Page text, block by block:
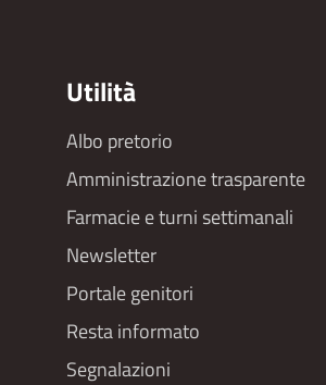
Utilità
Footer
menu
Albo pretorio
Amministrazione trasparente
Farmacie e turni settimanali
Newsletter
Portale genitori
Resta informato
Segnalazioni